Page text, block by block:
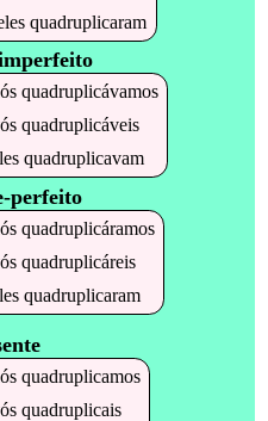
quadruplicaram
quadruplicávamos
quadruplicáveis
quadruplicavam
perfeito
quadruplicáramos
quadruplicáreis
quadruplicaram
quadruplicamos
quadruplicais